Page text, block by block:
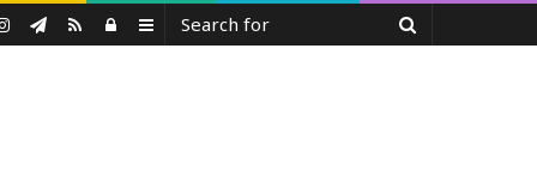
Sidebar
Log
RSS
Telegram
Instagram